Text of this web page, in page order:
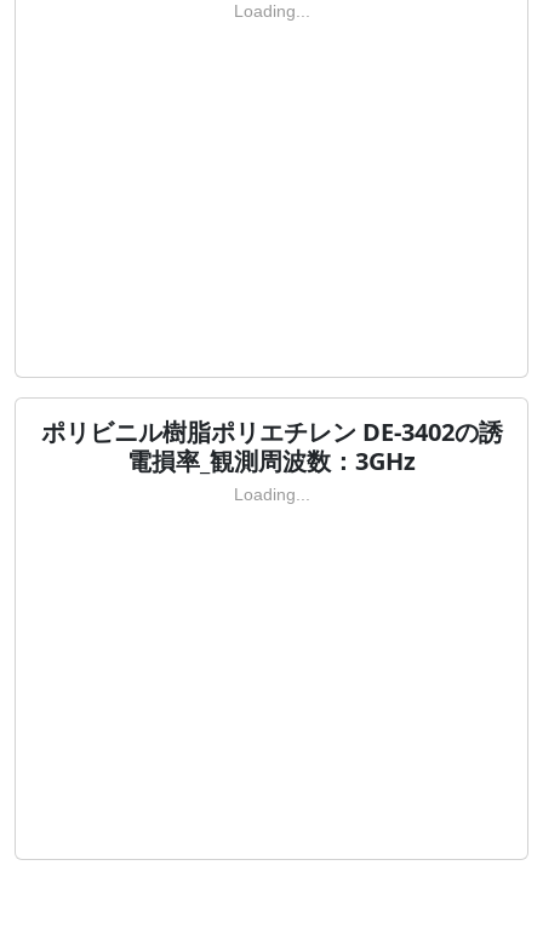
Loading...
ポリビニル樹脂ポリエチレン DE-3402の誘
電損率_観測周波数：3GHz
Loading...